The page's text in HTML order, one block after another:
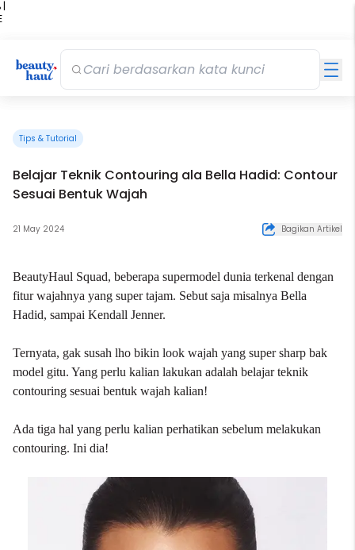
|
Tips & Tutorial
Belajar Teknik Contouring ala Bella Hadid: Contour
Sesuai Bentuk Wajah
21 May 2024 Bagikan Artikel
BeautyHaul Squad, beberapa supermodel dunia terkenal dengan
fitur wajahnya yang super tajam. Sebut saja misalnya Bella
Hadid, sampai Kendall Jenner.
Ternyata, gak susah lho bikin look wajah yang super sharp bak
model gitu. Yang perlu kalian lakukan adalah belajar teknik
contouring sesuai bentuk wajah kalian!
Ada tiga hal yang perlu kalian perhatikan sebelum melakukan
contouring. Ini dia!